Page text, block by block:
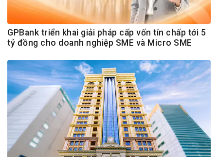
GPBank triển khai giải pháp cấp vốn tín chấp tới 5
tỷ đồng cho doanh nghiệp SME và Micro SME